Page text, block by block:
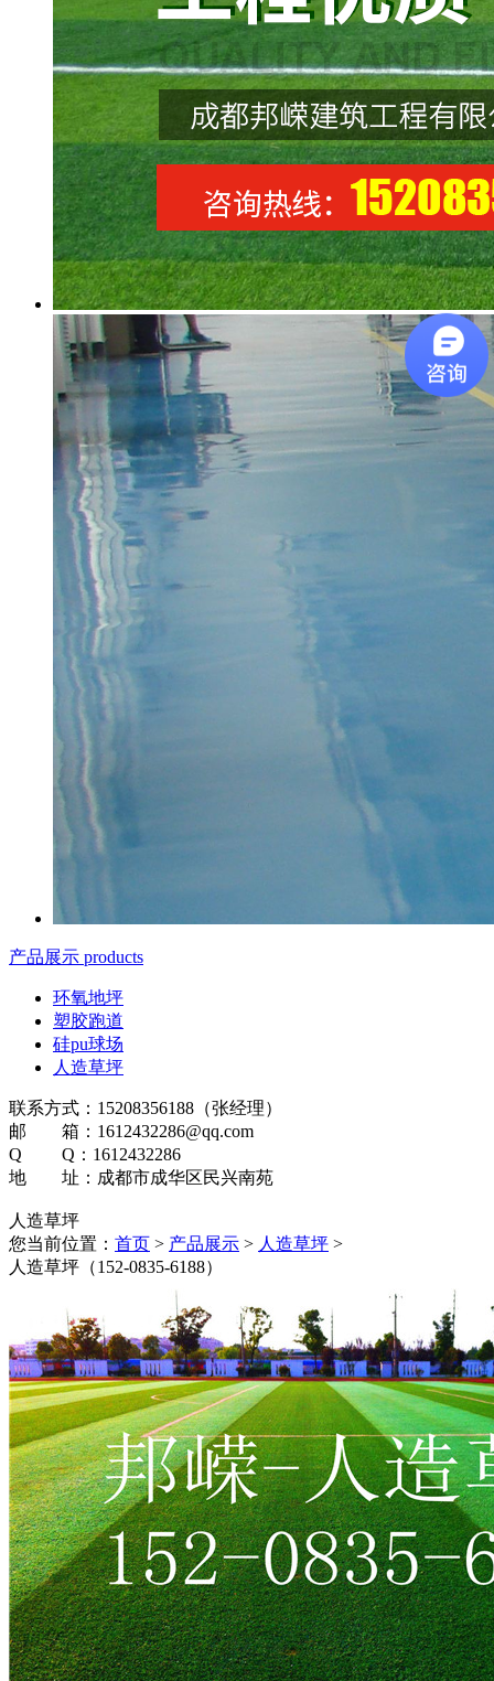
产品展示 products
环氧地坪
塑胶跑道
硅pu球场
人造草坪
联系方式：15208356188（张经理）
邮 箱：1612432286@qq.com
Q Q：1612432286
地 址：成都市成华区民兴南苑
人造草坪
您当前位置： 首页 > 产品展示 > 人造草坪 >
人造草坪（152-0835-6188）